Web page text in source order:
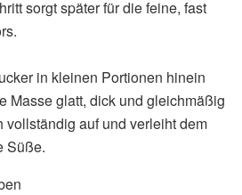
sorgt später für die feine, fast
in kleinen Portionen hinein
Masse glatt, dick und gleichmäßig
vollständig auf und verleiht dem
Süße.